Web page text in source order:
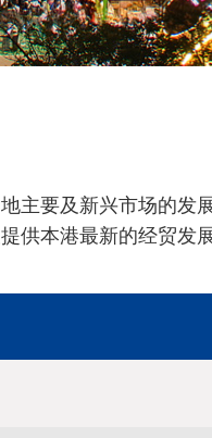
主要及新兴市场的发
供本港最新的经贸发展